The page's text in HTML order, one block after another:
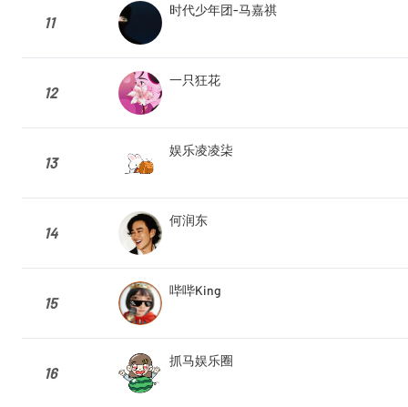
11
时代少年团-马嘉祺
12
一只狂花
13
娱乐凌凌柒
14
何润东
15
哔哔King
16
抓马娱乐圈